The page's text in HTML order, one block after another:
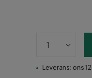
Leverans: ons